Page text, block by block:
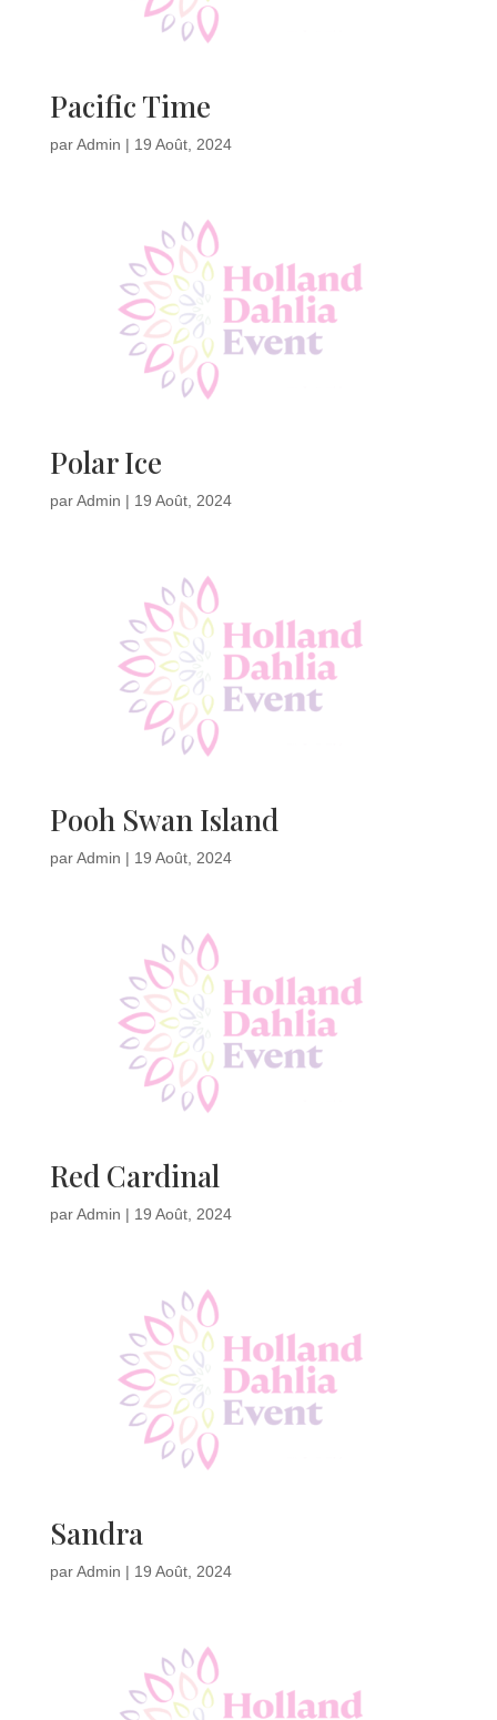
Pacific Time
parAdmin | 19 Août, 2024
Polar Ice
parAdmin | 19 Août, 2024
Pooh Swan Island
parAdmin | 19 Août, 2024
Red Cardinal
parAdmin | 19 Août, 2024
Sandra
parAdmin | 19 Août, 2024